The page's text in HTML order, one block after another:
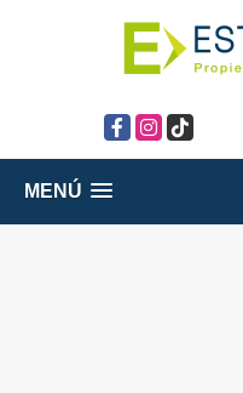
Facebook
Instagram
TikTok
MENÚ